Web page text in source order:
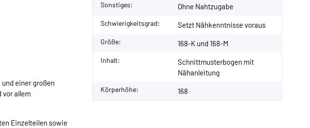
einer großen
vor allem
Einzelteilen sowie
Sonstiges: Ohne Nahtzugabe
Schwierigkeitsgrad: Setzt Nähkenntnisse voraus
Größe: 168-K und 168-M
Inhalt:
Schnittmusterbogen mit
Nähanleitung
Körperhöhe: 168